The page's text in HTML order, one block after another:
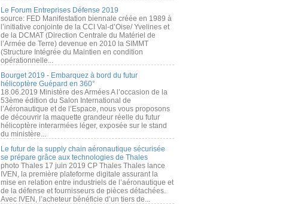
Le Forum Entreprises Défense 2019
source: FED Manifestation biennale créée en 1989 à
l’initiative conjointe de la CCI Val-d’Oise/ Yvelines et
de la DCMAT (Direction Centrale du Matériel de
l’Armée de Terre) devenue en 2010 la SIMMT
(Structure Intégrée du Maintien en condition
opérationnelle...
Bourget 2019 - Embarquez à bord du futur
hélicoptère Guépard en 360°
18.06.2019 Ministère des Armées A l’occasion de la
53ème édition du Salon International de
l’Aéronautique et de l’Espace, nous vous proposons
de découvrir la maquette grandeur réelle du futur
hélicoptère interarmées léger, exposée sur le stand
du ministère...
Le futur de la supply chain aéronautique sécurisée
se prépare grâce aux technologies de Thales
photo Thales 17 juin 2019 CP Thales Thales lance
IVEN, la première plateforme digitale assurant la
mise en relation entre industriels de l’aéronautique et
de la défense et fournisseurs de pièces détachées.
Avec IVEN, l’acheteur bénéficie d’un tiers de...